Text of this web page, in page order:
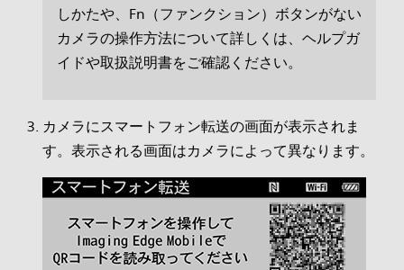
しかたや、Fn（ファンクション）ボタンがない
カメラの操作方法について詳しくは、ヘルプガ
イドや取扱説明書をご確認ください。
カメラにスマートフォン転送の画面が表示されま
す。表示される画面はカメラによって異なります。